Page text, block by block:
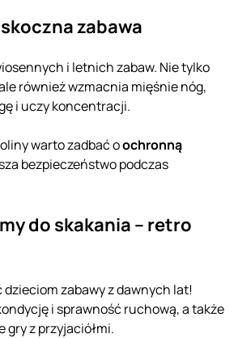
zabawa
i letnich zabaw. Nie tylko
również wzmacnia mięśnie nóg,
i uczy koncentracji.
warto zadbać oochronną
bezpieczeństwo podczas
do skakania – retro
zabawy z dawnych lat!
i sprawność ruchową, a także
gry z przyjaciółmi.